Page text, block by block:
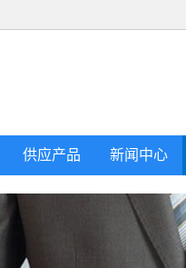
供应产品 新闻中心